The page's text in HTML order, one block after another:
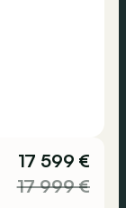
17 599 €
17 999 €